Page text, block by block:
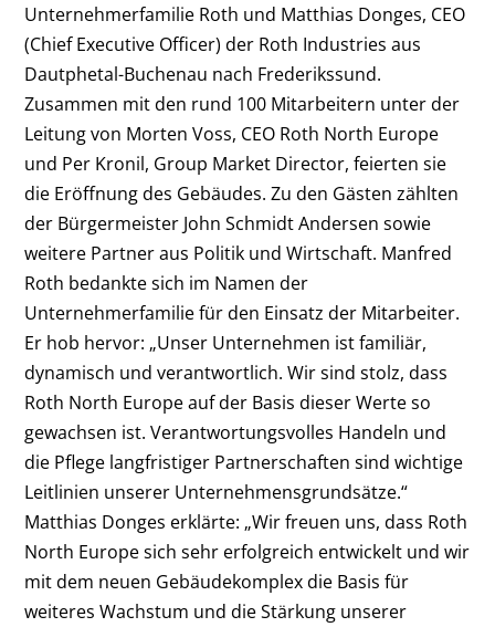
Unternehmerfamilie Roth und Matthias Donges, CEO
(Chief Executive Officer) der Roth Industries aus
Dautphetal-Buchenau nach Frederikssund.
Zusammen mit den rund 100 Mitarbeitern unter der
Leitung von Morten Voss, CEO Roth North Europe
und Per Kronil, Group Market Director, feierten sie
die Eröffnung des Gebäudes. Zu den Gästen zählten
der Bürgermeister John Schmidt Andersen sowie
weitere Partner aus Politik und Wirtschaft. Manfred
Roth bedankte sich im Namen der
Unternehmerfamilie für den Einsatz der Mitarbeiter.
Er hob hervor: „Unser Unternehmen ist familiär,
dynamisch und verantwortlich. Wir sind stolz, dass
Roth North Europe auf der Basis dieser Werte so
gewachsen ist. Verantwortungsvolles Handeln und
die Pflege langfristiger Partnerschaften sind wichtige
Leitlinien unserer Unternehmensgrundsätze.“
Matthias Donges erklärte: „Wir freuen uns, dass Roth
North Europe sich sehr erfolgreich entwickelt und wir
mit dem neuen Gebäudekomplex die Basis für
weiteres Wachstum und die Stärkung unserer